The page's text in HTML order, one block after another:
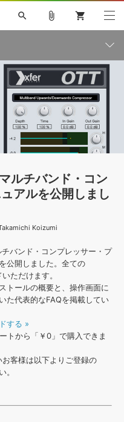
楽曲配信流通サービス
無償のサウンド管理ソフト
次世代型
映像のBGM・セリフを音声分離
search
V4X
巡音ルカ V4X
KAITO V3
MASSIVE
ライセンスフリーBGM
を試そう
MUTANT
KOTO NATION
クト サンプルパック
attach_file shopping_cart
ルチバンド・コン
アルを公開しまし
Koizumi
バンド・コンプレッサー・プ
公開しました。全ての
ただけます。
トールの概要と、操作画面に
た代表的なFAQを掲載してい
する »
トから「￥0」で購入できま
お客様は以下よりご登録の
。